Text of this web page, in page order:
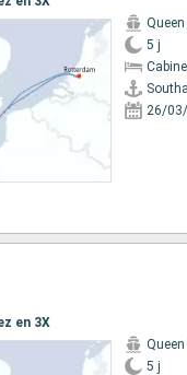
5 j
26/
en 3X
5 j